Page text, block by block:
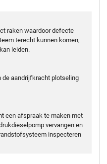
raken waardoor defecte
terecht kunnen komen,
leiden.
de aandrijfkracht plotseling
een afspraak te maken met
vervangen en
inspecteren